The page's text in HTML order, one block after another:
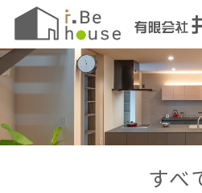
このページの本文へ
すべ